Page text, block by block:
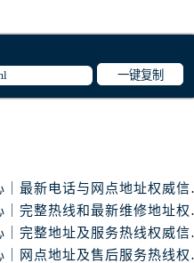
一键复制
北京浪琴官
北京浪琴官
北京浪琴官
北京浪琴官